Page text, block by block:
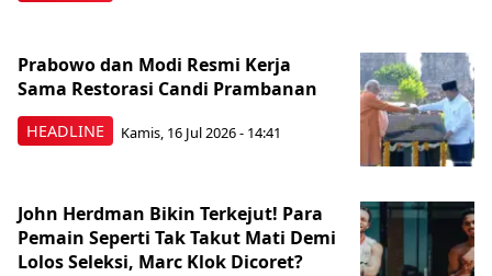
HEADLINE
Prabowo dan Modi Resmi Kerja
Sama Restorasi Candi Prambanan
Kamis, 16 Jul 2026 - 14:41
John Herdman Bikin Terkejut! Para
Pemain Seperti Tak Takut Mati Demi
Lolos Seleksi, Marc Klok Dicoret?